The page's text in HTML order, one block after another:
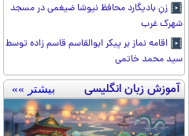
زنِ بادیگارد محافظ نیوشا ضیغمی در مسجد
شهرک غرب
اقامه نماز بر پیکر ابوالقاسم قاسم زاده توسط
سید محمد خاتمی
آموزش زبان انگلیسی بیشتر »»